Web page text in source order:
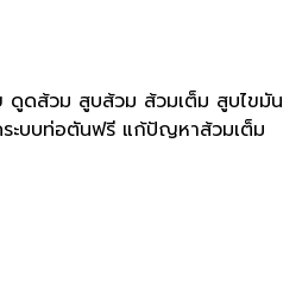
ดูดส้วม สูบส้วม ส้วมเต็ม สูบไขมัน
ะบบท่อตันฟรี แก้ปัญหาส้วมเต็ม